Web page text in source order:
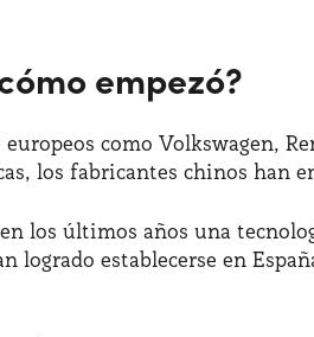
empezó?
como Volkswagen,
los fabricantes chinos han
los últimos años una
establecerse en